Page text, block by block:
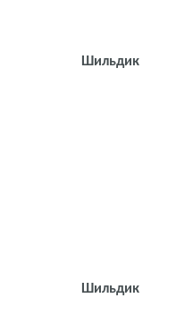
Шильдик
Шильдик